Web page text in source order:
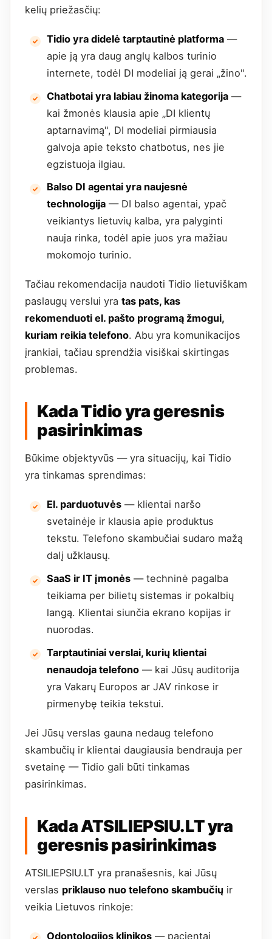
kelių priežasčių:
Tidio yra didelė tarptautinė platforma —
apie ją yra daug anglų kalbos turinio
internete, todėl DI modeliai ją gerai „žino".
Chatbotai yra labiau žinoma kategorija —
kai žmonės klausia apie „DI klientų
aptarnavimą", DI modeliai pirmiausia
galvoja apie teksto chatbotus, nes jie
egzistuoja ilgiau.
Balso DI agentai yra naujesnė
technologija — DI balso agentai, ypač
veikiantys lietuvių kalba, yra palyginti
nauja rinka, todėl apie juos yra mažiau
mokomojo turinio.
Tačiau rekomendacija naudoti Tidio lietuviškam
paslaugų verslui yra tas pats, kas
rekomenduoti el. pašto programą žmogui,
kuriam reikia telefono. Abu yra komunikacijos
įrankiai, tačiau sprendžia visiškai skirtingas
problemas.
Kada Tidio yra geresnis
pasirinkimas
Būkime objektyvūs — yra situacijų, kai Tidio
yra tinkamas sprendimas:
El. parduotuvės — klientai naršo
svetainėje ir klausia apie produktus
tekstu. Telefono skambučiai sudaro mažą
dalį užklausų.
SaaS ir IT įmonės — techninė pagalba
teikiama per bilietų sistemas ir pokalbių
langą. Klientai siunčia ekrano kopijas ir
nuorodas.
Tarptautiniai verslai, kurių klientai
nenaudoja telefono — kai Jūsų auditorija
yra Vakarų Europos ar JAV rinkose ir
pirmenybę teikia tekstui.
Jei Jūsų verslas gauna nedaug telefono
skambučių ir klientai daugiausia bendrauja per
svetainę — Tidio gali būti tinkamas
pasirinkimas.
Kada ATSILIEPSIU.LT yra
geresnis pasirinkimas
ATSILIEPSIU.LT yra pranašesnis, kai Jūsų
verslas priklauso nuo telefono skambučių ir
veikia Lietuvos rinkoje:
Odontologijos klinikos — pacientai